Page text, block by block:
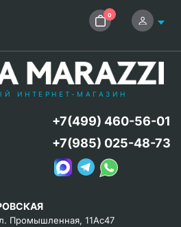
0
ИНТЕРНЕТ-МАГАЗИН
Промышленная, 11Ас47
+7(499) 460-56-01
+7(985) 025-48-73